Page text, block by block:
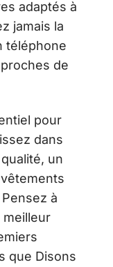
adaptés à
jamais la
téléphone
de
pour
dans
un
à
meilleur
que Disons